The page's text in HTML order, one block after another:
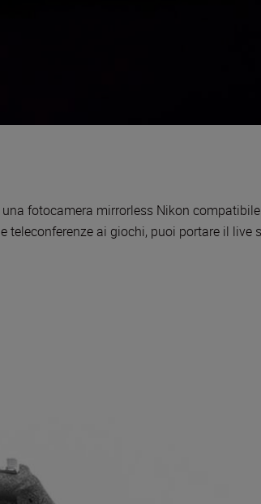
fotocamera mirrorless Nikon
ai giochi, puoi portare il live